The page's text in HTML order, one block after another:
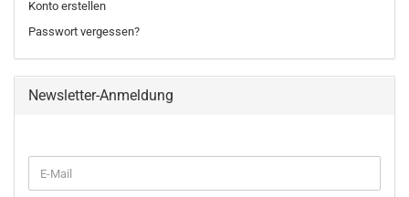
Konto erstellen
Passwort vergessen?
Newsletter-Anmeldung
ZUR
E-
Mail